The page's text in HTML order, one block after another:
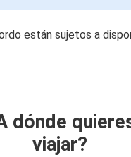
están sujetos a
dónde
viajar?